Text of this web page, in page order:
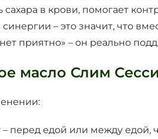
сахара в крови, помогает
– это значит, что
приятно» – он реально
масло Слим
– перед едой или между едой,